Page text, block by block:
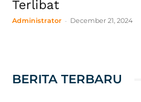
Terlibat
Administrator - December 21, 2024
BERITA TERBARU